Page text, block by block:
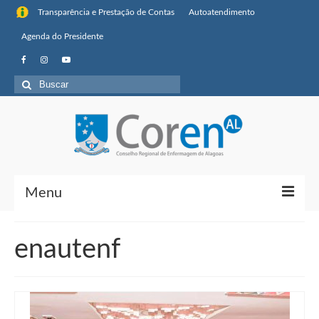
Transparência e Prestação de Contas Autoatendimento
Agenda do Presidente
Buscar
por:
Menu
Sobre o Coren-AL
Missão, visão de futuro e valores
enautenf